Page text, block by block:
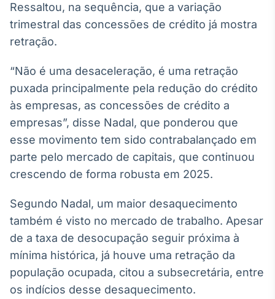
Plataforma para
negociação de
ativos
Broadcast
Datafeed
APIs para
integração de
conteúdos e
dados
Broadcast
Ticker
headlines de
Broadcast
Widgets
Componentes
para conteúdos e
Ressaltou, na sequência, que a variação
trimestral das concessões de crédito já mostra
retração.
“Não é uma desaceleração, é uma retração
puxada principalmente pela redução do crédito
às empresas, as concessões de crédito a
empresas”, disse Nadal, que ponderou que
esse movimento tem sido contrabalançado em
parte pelo mercado de capitais, que continuou
crescendo de forma robusta em 2025.
Segundo Nadal, um maior desaquecimento
também é visto no mercado de trabalho. Apesar
de a taxa de desocupação seguir próxima à
mínima histórica, já houve uma retração da
população ocupada, citou a subsecretária, entre
os indícios desse desaquecimento.